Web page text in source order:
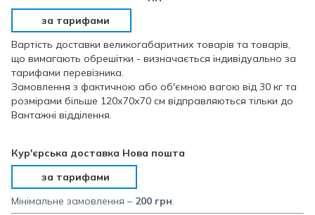
за тарифами
Вартість доставки великогабаритних товарів та товарів,
що вимагають обрешітки - визначається індивідуально за
тарифами перевізника.
Замовлення з фактичною або об'ємною вагою від 30 кг та
розмірами більше 120х70х70 см відправляються тільки до
Вантажні відділення.
Кур'єрська доставка Нова пошта
за тарифами
Мінімальне замовлення – 200 грн